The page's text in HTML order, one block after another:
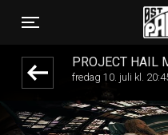
Toggle navigation
Øst
PROJECT HAIL
fredag 10. juli kl.